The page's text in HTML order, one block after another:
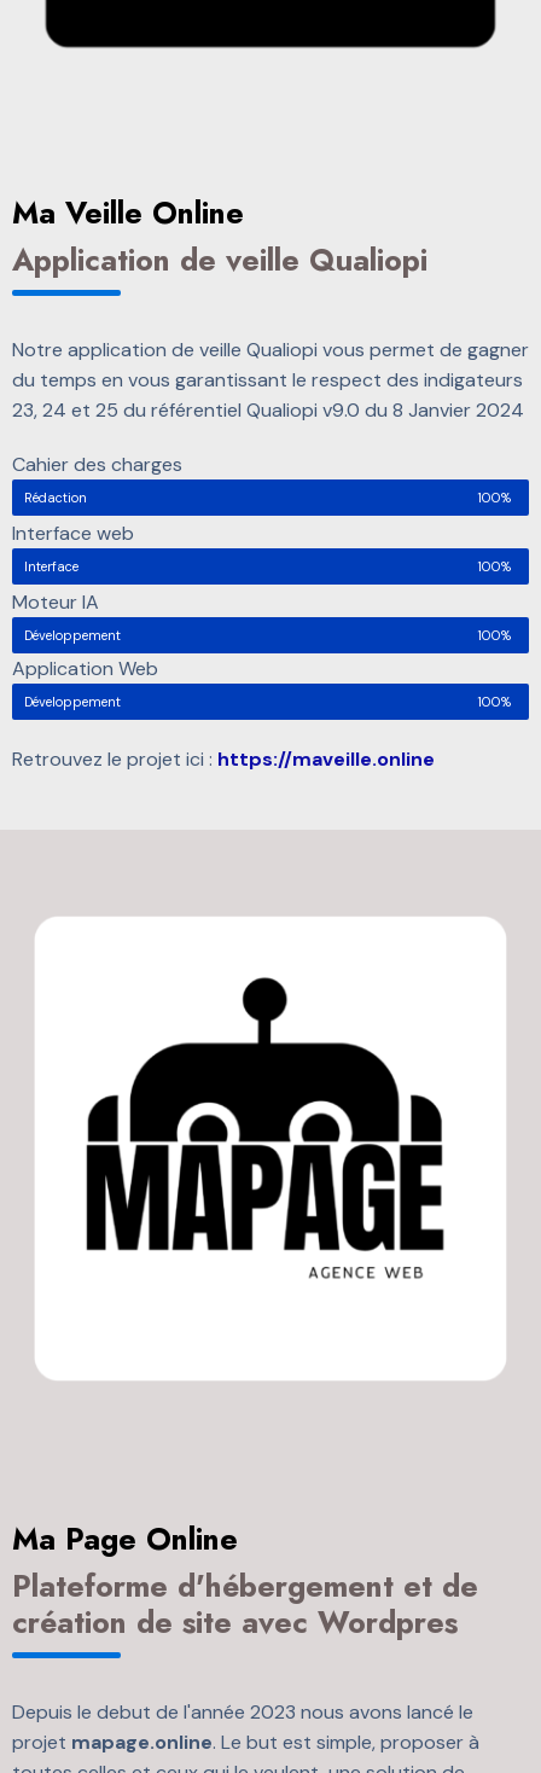
Ma Veille Online
Application de veille Qualiopi
Notre application de veille Qualiopi vous permet de gagner
du temps en vous garantissant le respect des indigateurs
23, 24 et 25 du référentiel Qualiopi v9.0 du 8 Janvier 2024
Cahier des charges
Rédaction 100%
Interface web
Interface 100%
Moteur IA
Développement 100%
Application Web
Développement 100%
Retrouvez le projet ici : https://maveille.online
Ma Page Online
Plateforme d'hébergement et de
création de site avec Wordpres
Depuis le debut de l'année 2023 nous avons lancé le
projet mapage.online. Le but est simple, proposer à